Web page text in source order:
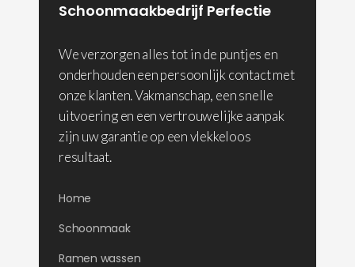
Schoonmaakbedrijf Perfectie
We verzorgen alles tot in de puntjes en
onderhouden een persoonlijk contact met
onze klanten. Vakmanschap, een snelle
uitvoering en een vertrouwelijke aanpak
zijn uw garantie op een vlekkeloos
resultaat.
Home
Schoonmaak
Ramen wassen